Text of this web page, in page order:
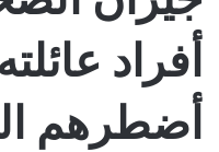
أفراد
أضطرهم